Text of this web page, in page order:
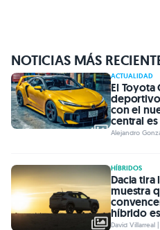
NOTICIAS MÁS
ACTUALIDAD
El Toyota
con el
central
Alejandro
HÍBRIDOS
Dacia tira
muestra
híbrido
David Villarreal